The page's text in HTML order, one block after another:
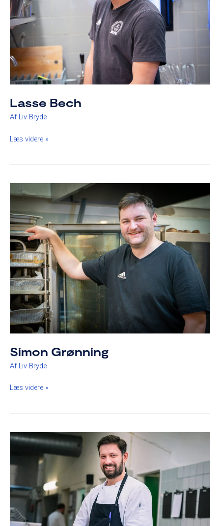
Lasse Bech
Af Liv Bryde
Læs videre »
Simon Grønning
Af Liv Bryde
Simon
Grønning
Læs videre »
Daniel